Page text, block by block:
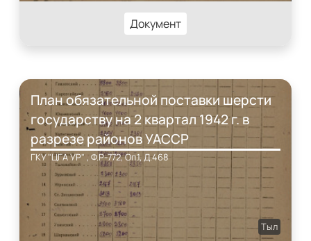
Документ
План обязательной поставки шерсти
государству на 2 квартал 1942 г. в
разрезе районов УАССР
ГКУ "ЦГА УР" , Ф.Р-772, Оп.1, Д.468
Тыл